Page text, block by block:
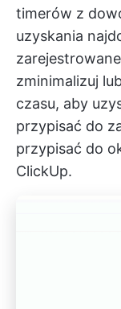
timerów z
uzyskania
zminimalizuj
czasu, aby
przypisać do
przypisać do
ClickUp.